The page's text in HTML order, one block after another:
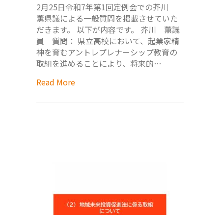
2月25日令和7年第1回定例会での芥川
薫県議による一般質問を掲載させていた
だきます。 以下が内容です。 芥川 薫議
員 質問： 県立高校において、起業家精
神を育むアントレプレナーシップ教育の
取組を進めることにより、将来的…
Read More